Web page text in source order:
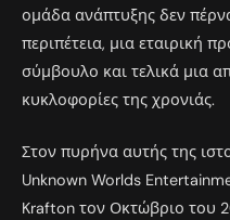
ομάδα ανάπτυξης δεν
περιπέτεια, μια εταιρική
σύμβουλο και τελικά μια
κυκλοφορίες της χρονιάς.
Στον πυρήνα αυτής της
Unknown Worlds
Krafton τον Οκτώβριο του